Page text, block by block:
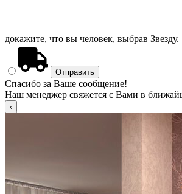
докажите, что вы человек, выбрав Звезду.
Спасибо за Ваше сообщение!
Наш менеджер свяжется с Вами в